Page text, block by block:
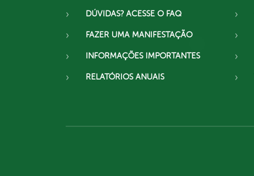
DÚVIDAS? ACESSE O FAQ
FAZER UMA MANIFESTAÇÃO
INFORMAÇÕES IMPORTANTES
RELATÓRIOS ANUAIS